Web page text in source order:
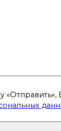
«Отправить»,